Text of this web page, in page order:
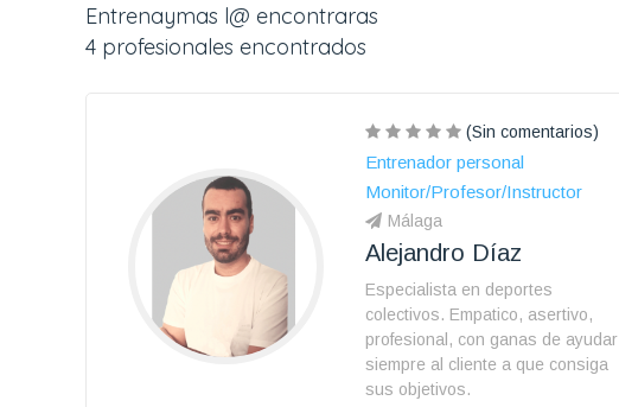
Entrenaymas l@ encontraras
4 profesionales encontrados
(Sin comentarios)
Entrenador personal
Monitor/Profesor/Instructor
Málaga
Alejandro Díaz
Especialista en deportes
colectivos. Empatico, asertivo,
profesional, con ganas de ayudar
siempre al cliente a que consiga
sus objetivos.